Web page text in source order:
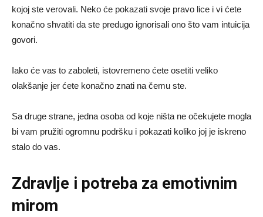
kojoj ste verovali. Neko će pokazati svoje pravo lice i vi ćete
konačno shvatiti da ste predugo ignorisali ono što vam intuicija
govori.
Iako će vas to zaboleti, istovremeno ćete osetiti veliko
olakšanje jer ćete konačno znati na čemu ste.
Sa druge strane, jedna osoba od koje ništa ne očekujete mogla
bi vam pružiti ogromnu podršku i pokazati koliko joj je iskreno
stalo do vas.
Zdravlje i potreba za emotivnim
mirom